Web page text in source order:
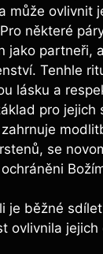
může ovlivnit
některé
jako partneři,
Tenhle
lásku a
pro jejich
se
je běžné
ovlivnila jejich